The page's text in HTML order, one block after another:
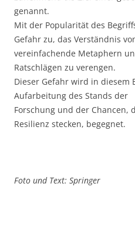
genannt.
Mit der Popularität des
Gefahr zu, das Verständnis
vereinfachende Metaphern
Ratschlägen zu verengen.
Dieser Gefahr wird in diesem
Aufarbeitung des Stands der
Forschung und der Chancen,
Resilienz stecken, begegnet.
Foto und Text: Springer